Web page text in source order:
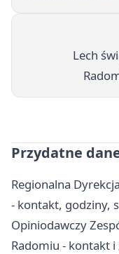
Lech
Przydatne
Regionalna
- kontakt, godziny,
Opiniodawczy
Radomiu - kontakt i